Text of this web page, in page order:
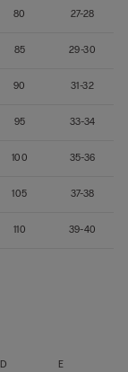
80 27-28
85 29-30
90 31-32
95 33-34
100 35-36
105 37-38
110 39-40
D E